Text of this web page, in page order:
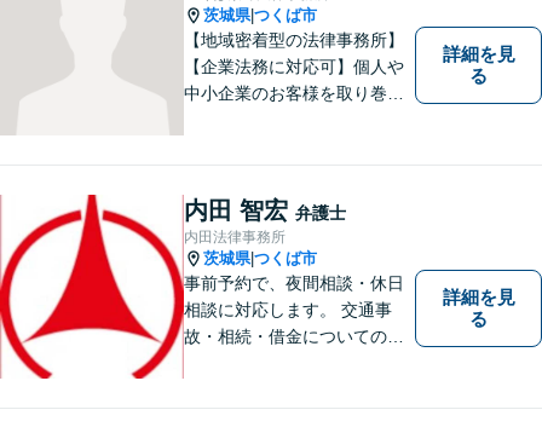
茨城県|つくば市
【地域密着型の法律事務所】
【企業法務に対応可】個人や
中小企業のお客様を取り巻く
す。また、相続分野では相続
人38名の案件の対応経験がご
ざいます。ぜひ、お気軽にご
相談ください。
詳細を見
る
内田 智宏 弁護士
内田法律事務所
茨城県|つくば市
事前予約で、夜間相談・休日
相談に対応します。 交通事
故・相続・借金についてのご
い。
詳細を見
る